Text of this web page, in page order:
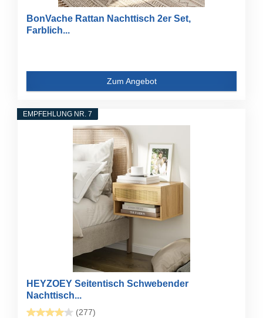
BonVache Rattan Nachttisch 2er Set,
Farblich...
Zum Angebot
EMPFEHLUNG NR. 7
HEYZOEY Seitentisch Schwebender
Nachttisch...
(277)